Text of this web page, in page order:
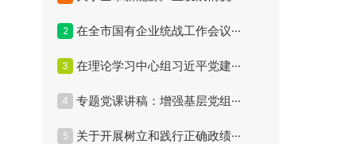
2 在全市国有企业统战工作会议···
3 在理论学习中心组习近平党建···
4 专题党课讲稿：增强基层党组···
5 关于开展树立和践行正确政绩···